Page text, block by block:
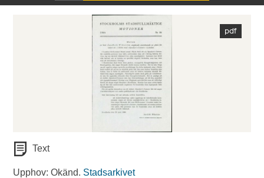
Text
Upphov: Okänd. Stadsarkivet